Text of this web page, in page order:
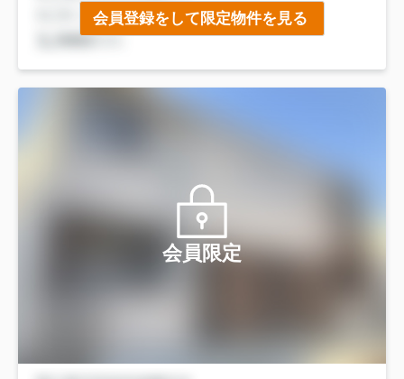
会員登録をして限定物件を見る
会員限定